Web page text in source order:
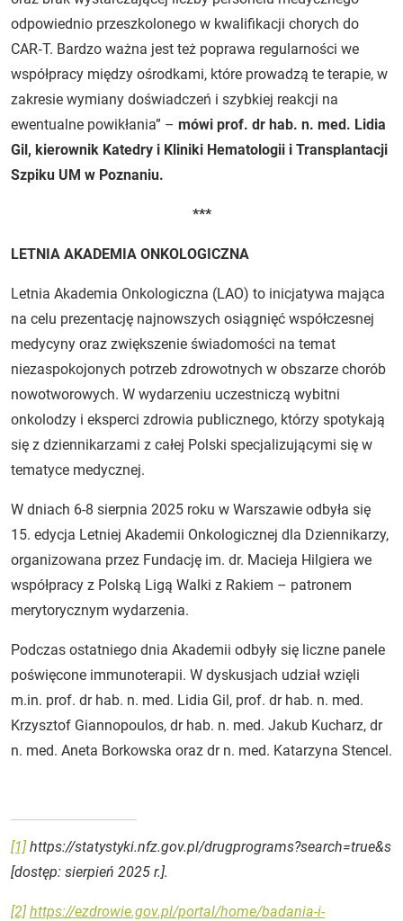
odpowiednio przeszkolonego w kwalifikacji chorych do
CAR‑T. Bardzo ważna jest też poprawa regularności we
współpracy między ośrodkami, które prowadzą te terapie, w
zakresie wymiany doświadczeń i szybkiej reakcji na
ewentualne powikłania” – mówi prof. dr hab. n. med. Lidia
Gil, kierownik Katedry i Kliniki Hematologii i Transplantacji
Szpiku UM w Poznaniu.
***
LETNIA AKADEMIA ONKOLOGICZNA
Letnia Akademia Onkologiczna (LAO) to inicjatywa mająca
na celu prezentację najnowszych osiągnięć współczesnej
medycyny oraz zwiększenie świadomości na temat
niezaspokojonych potrzeb zdrowotnych w obszarze chorób
nowotworowych. W wydarzeniu uczestniczą wybitni
onkolodzy i eksperci zdrowia publicznego, którzy spotykają
się z dziennikarzami z całej Polski specjalizującymi się w
tematyce medycznej.
W dniach 6-8 sierpnia 2025 roku w Warszawie odbyła się
15. edycja Letniej Akademii Onkologicznej dla Dziennikarzy,
organizowana przez Fundację im. dr. Macieja Hilgiera we
współpracy z Polską Ligą Walki z Rakiem – patronem
merytorycznym wydarzenia.
Podczas ostatniego dnia Akademii odbyły się liczne panele
poświęcone immunoterapii. W dyskusjach udział wzięli
m.in. prof. dr hab. n. med. Lidia Gil, prof. dr hab. n. med.
Krzysztof Giannopoulos, dr hab. n. med. Jakub Kucharz, dr
n. med. Aneta Borkowska oraz dr n. med. Katarzyna Stencel.
[1]https://statystyki.nfz.gov.pl/drugprograms?search=true&s
[dostęp: sierpień 2025 r.].
[2] https://ezdrowie.gov.pl/portal/home/badania-i-